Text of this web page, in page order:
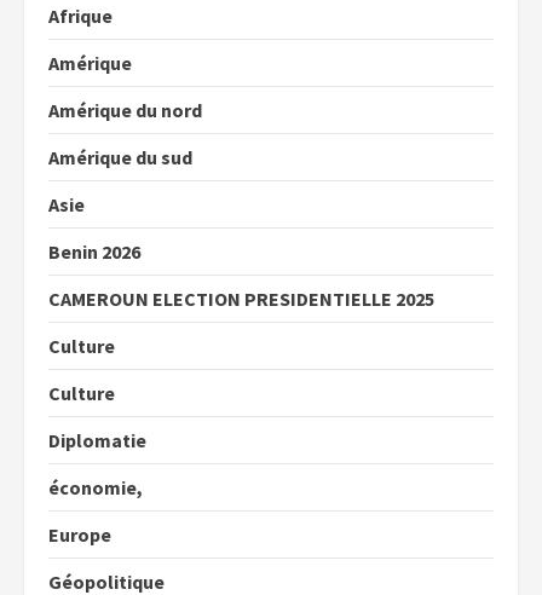
Afrique
Amérique
Amérique du nord
Amérique du sud
Asie
Benin 2026
CAMEROUN ELECTION PRESIDENTIELLE 2025
Culture
Culture
Diplomatie
économie,
Europe
Géopolitique